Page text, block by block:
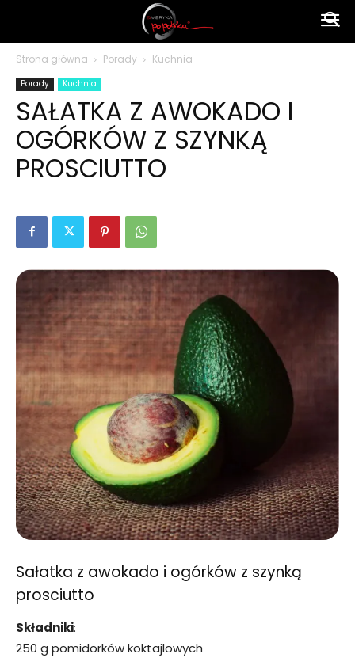
polsku
Strona główna Porady Kuchnia
Porady Kuchnia
SAŁATKA Z AWOKADO I
OGÓRKÓW Z SZYNKĄ
PROSCIUTTO
Sałatka z awokado i ogórków z szynką
prosciutto
Składniki:
250 g pomidorków koktajlowych